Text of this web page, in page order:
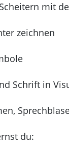
mit
zeichnen
Schrift in
du: